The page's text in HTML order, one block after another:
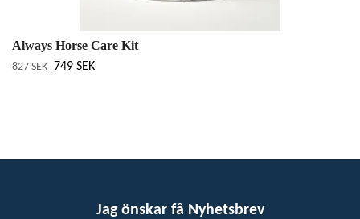
Always Horse Care Kit
827 SEK 749 SEK
Jag önskar få Nyhetsbrev